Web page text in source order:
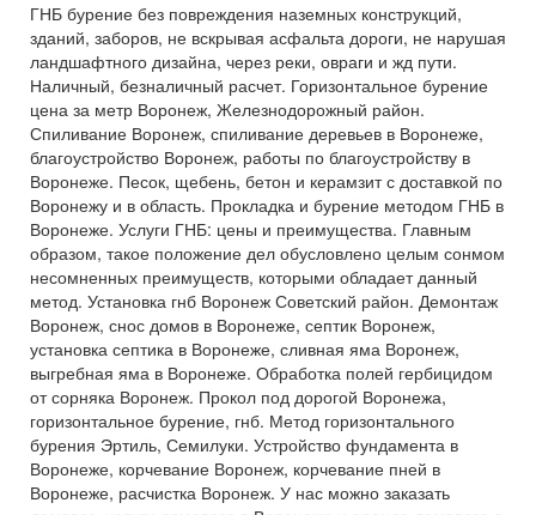
ГНБ бурение без повреждения наземных конструкций,
зданий, заборов, не вскрывая асфальта дороги, не нарушая
ландшафтного дизайна, через реки, овраги и жд пути.
Наличный, безналичный расчет. Горизонтальное бурение
цена за метр Воронеж, Железнодорожный район.
Спиливание Воронеж, спиливание деревьев в Воронеже,
благоустройство Воронеж, работы по благоустройству в
Воронеже. Песок, щебень, бетон и керамзит с доставкой по
Воронежу и в область. Прокладка и бурение методом ГНБ в
Воронеже. Услуги ГНБ: цены и преимущества. Главным
образом, такое положение дел обусловлено целым сонмом
несомненных преимуществ, которыми обладает данный
метод. Установка гнб Воронеж Советский район. Демонтаж
Воронеж, снос домов в Воронеже, септик Воронеж,
установка септика в Воронеже, сливная яма Воронеж,
выгребная яма в Воронеже. Обработка полей гербицидом
от сорняка Воронеж. Прокол под дорогой Воронежа,
горизонтальное бурение, гнб. Метод горизонтального
бурения Эртиль, Семилуки. Устройство фундамента в
Воронеже, корчевание Воронеж, корчевание пней в
Воронеже, расчистка Воронеж. У нас можно заказать